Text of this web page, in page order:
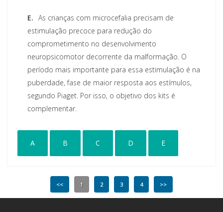
E. As crianças com microcefalia precisam de
estimulação precoce para redução do
comprometimento no desenvolvimento
neuropsicomotor decorrente da malformação. O
período mais importante para essa estimulação é na
puberdade, fase de maior resposta aos estímulos,
segundo Piaget. Por isso, o objetivo dos kits é
complementar.
A B C D E
<< 1 2 3 4 >>